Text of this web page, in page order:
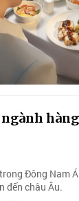
ngành
Đông Nam
đến châu Âu.